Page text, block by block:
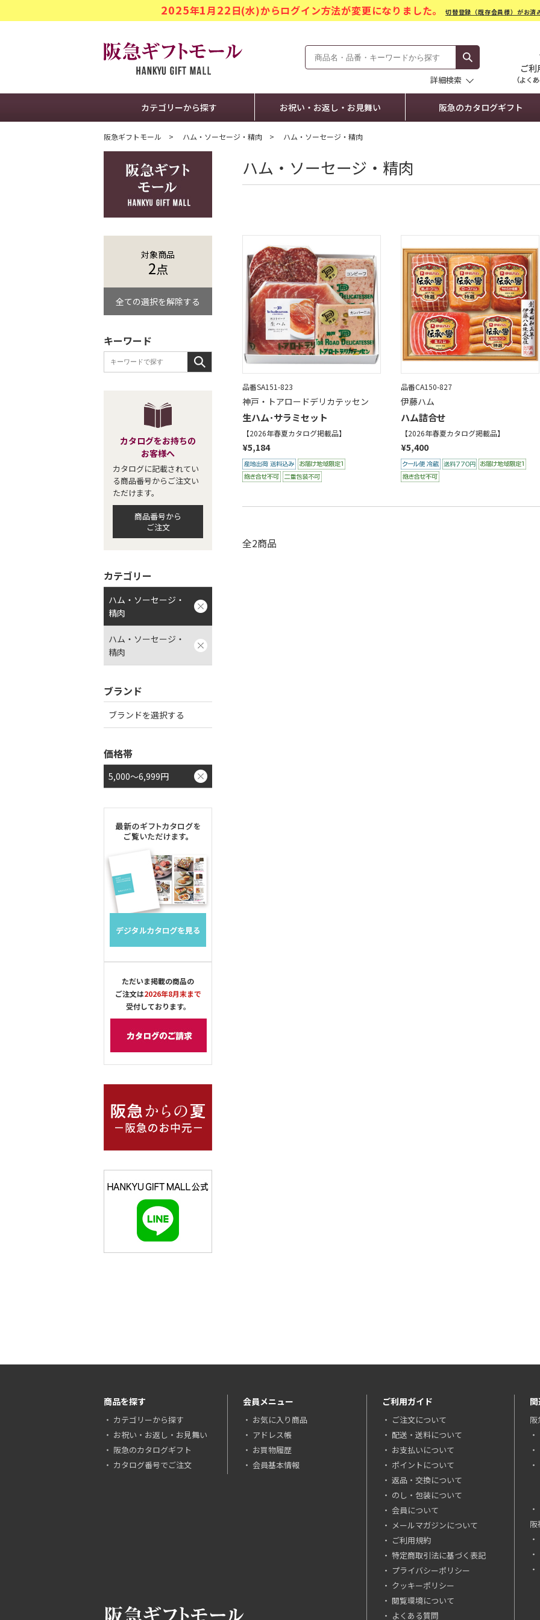
2025年1月22日(水)からログイン方法が変更になりました。切替登録（既存会員様）がお済
阪急ギフトモール Hankyu Gift Mall
詳細検索
カテゴリーから探す お祝い・お返し・お見舞い 阪急のカタログギフト
阪急ギフトモール ハム・ソーセージ・精肉 ハム・ソーセージ・精肉
ハム・ソーセージ・精肉
品番SA151-823
神戸・トアロードデリカテッセン
生ハム･サラミセット
【2026年春夏カタログ掲載品】
¥5,184
品番CA150-827
伊藤ハム
ハム詰合せ
【2026年春夏カタログ掲載品】
¥5,400
全2商品
対象商品
2点
全ての選択を解除する
キーワード
カタログをお持ちの
お客様へ
カタログに記載されてい
る商品番号からご注文い
ただけます。
商品番号から
ご注文
カテゴリー
ハム・ソーセージ・
精肉
ハム・ソーセージ・
精肉
ブランド
ブランドを選択する
価格帯
5,000～6,999円
ただいま掲載の商品の
ご注文は2026年8月末まで
受付しております。
商品を探す
カテゴリーから探す
お祝い・お返し・お見舞い
阪急のカタログギフト
カタログ番号でご注文
会員メニュー
お気に入り商品
アドレス帳
お買物履歴
会員基本情報
ご利用ガイド
ご注文について
配送・送料について
お支払いについて
ポイントについて
返品・交換について
のし・包装について
会員について
メールマガジンについて
ご利用規約
特定商取引法に基づく表記
プライバシーポリシー
クッキーポリシー
閲覧環境について
よくある質問
阪
阪